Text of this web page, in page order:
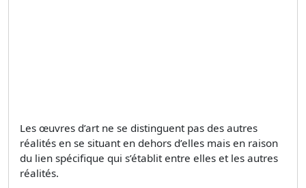
Les œuvres d’art ne se distinguent pas des autres
réalités en se situant en dehors d’elles mais en raison
du lien spécifique qui s’établit entre elles et les autres
réalités.